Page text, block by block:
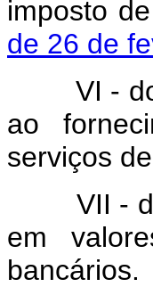
imposto
de 26 de
VI - do
ao
serviços
VII - do
em
bancários.